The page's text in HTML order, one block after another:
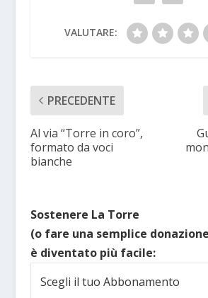
VALUTARE:
PRECEDENTE
Al via “Torre in coro”,
formato da voci
bianche
Sostenere La Torre
(o fare una semplice
è diventato più facile:
Scegli il tuo Abbonamento